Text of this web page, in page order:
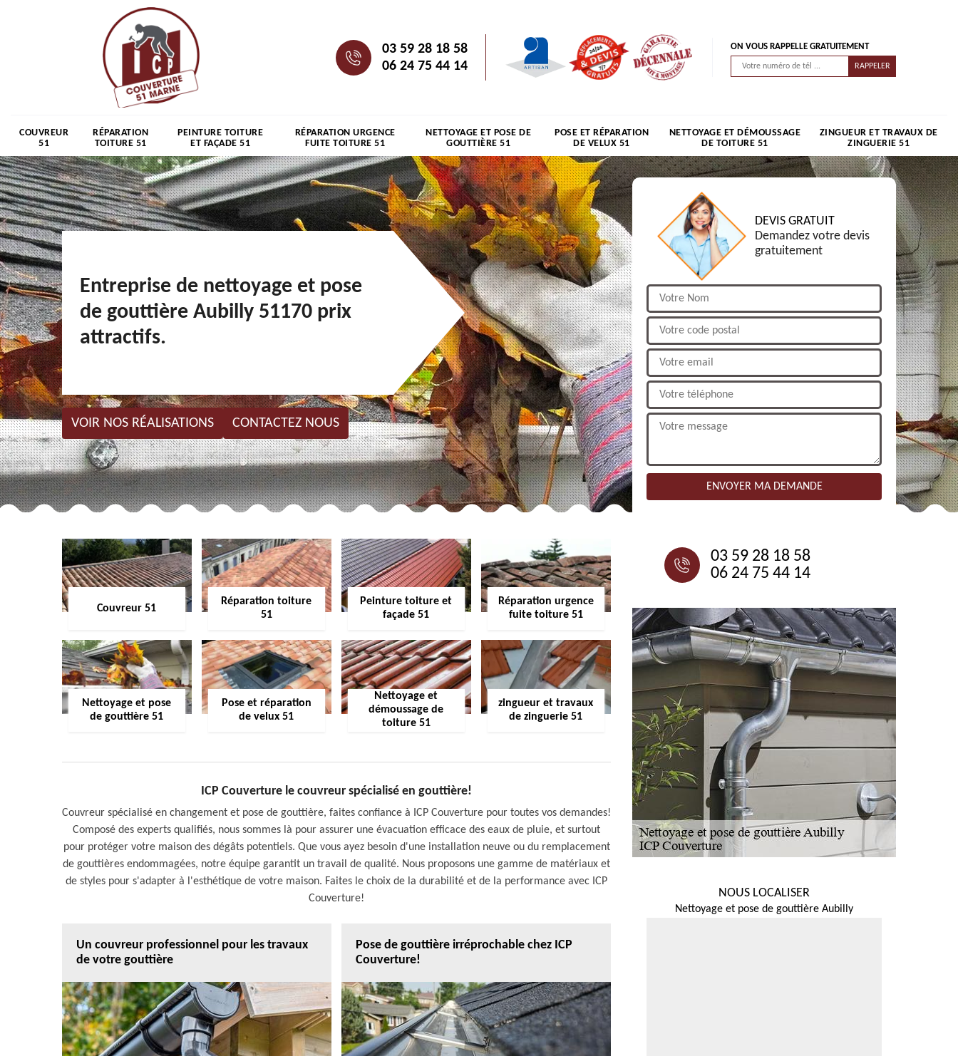
03 59 28 18 58
06 24 75 44 14
ON VOUS RAPPELLE GRATUITEMENT
COUVREUR
51
RÉPARATION
TOITURE 51
PEINTURE TOITURE
ET FAÇADE 51
RÉPARATION URGENCE
FUITE TOITURE 51
NETTOYAGE ET POSE DE
GOUTTIÈRE 51
POSE ET RÉPARATION
DE VELUX 51
NETTOYAGE ET DÉMOUSSAGE
DE TOITURE 51
ZINGUEUR ET TRAVAUX DE
ZINGUERIE 51
Entreprise de nettoyage et pose
de gouttière Aubilly 51170 prix
attractifs.
VOIR NOS RÉALISATIONS CONTACTEZ NOUS
Couvreur 51
Réparation toiture
51
Peinture toiture et
façade 51
Réparation urgence
fuite toiture 51
Nettoyage et pose
de gouttière 51
Pose et réparation
de velux 51
Nettoyage et
démoussage de
toiture 51
zingueur et travaux
de zinguerie 51
ICP Couverture le couvreur spécialisé en gouttière!
Couvreur spécialisé en changement et pose de gouttière, faites confiance à ICP Couverture pour toutes vos demandes!
Composé des experts qualifiés, nous sommes là pour assurer une évacuation efficace des eaux de pluie, et surtout
pour protéger votre maison des dégâts potentiels. Que vous ayez besoin d'une installation neuve ou du remplacement
de gouttières endommagées, notre équipe garantit un travail de qualité. Nous proposons une gamme de matériaux et
de styles pour s'adapter à l'esthétique de votre maison. Faites le choix de la durabilité et de la performance avec ICP
Couverture!
Un couvreur professionnel pour les travaux
de votre gouttière
Pose de gouttière irréprochable chez ICP
Couverture!
DEVIS GRATUIT
Demandez votre devis
gratuitement
03 59 28 18 58
06 24 75 44 14
NOUS LOCALISER
Nettoyage et pose de gouttière Aubilly